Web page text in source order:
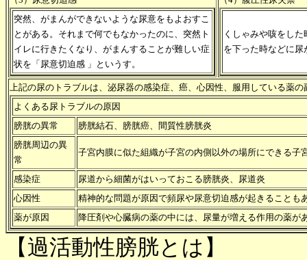
突然、がまんができないような尿意をもよおすこ
とがある。それまで何でもなかったのに、突然ト
イレに行きたくなり、がまんすることが難しい症
状を「尿意切迫感 」というす。
くしゃみや咳をし
を下った時などに
上記の尿のトラブルは、泌尿器の感染症、癌、心因性、服用している薬の
よくある尿トラブルの原因
膀胱の異常
膀胱結石、膀胱癌、間質性膀胱炎
膀胱周辺の異
常
子宮内膜に似た組織が子宮の内側以外の場所にできる子
感染症
尿道から細菌がはいっておこる膀胱炎、尿道炎
心因性
精神的な問題が原因で頻尿や尿意切迫感が起きることも
薬が原因
降圧剤や心臓病の薬の中には、尿量が増える作用の薬が
【過活動性膀胱とは】